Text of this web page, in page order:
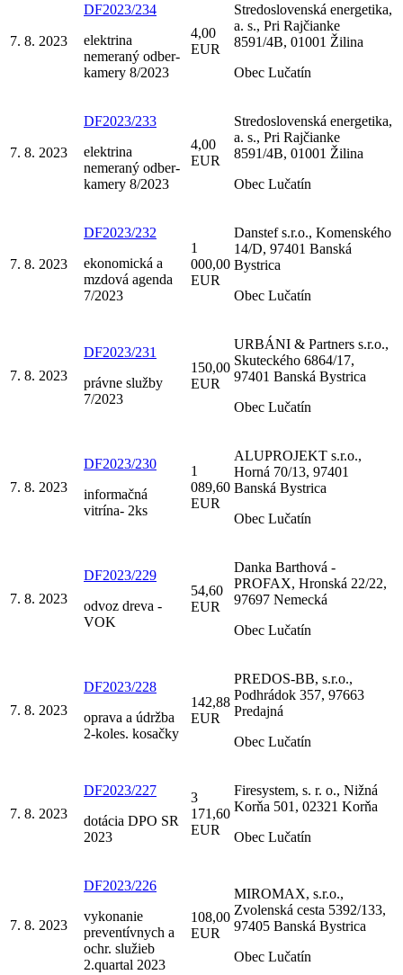
7. 8. 2023
DF2023/234
elektrina
nemeraný odber-
kamery 8/2023
4,00
EUR
Stredoslovenská energetika,
a. s., Pri Rajčianke
8591/4B, 01001 Žilina
Obec Lučatín
7. 8. 2023
DF2023/233
elektrina
nemeraný odber-
kamery 8/2023
4,00
EUR
Stredoslovenská energetika,
a. s., Pri Rajčianke
8591/4B, 01001 Žilina
Obec Lučatín
7. 8. 2023
DF2023/232
ekonomická a
mzdová agenda
7/2023
1
000,00
EUR
Danstef s.r.o., Komenského
14/D, 97401 Banská
Bystrica
Obec Lučatín
7. 8. 2023
DF2023/231
právne služby
7/2023
150,00
EUR
URBÁNI & Partners s.r.o.,
Skuteckého 6864/17,
97401 Banská Bystrica
Obec Lučatín
7. 8. 2023
DF2023/230
informačná
vitrína- 2ks
1
089,60
EUR
ALUPROJEKT s.r.o.,
Horná 70/13, 97401
Banská Bystrica
Obec Lučatín
7. 8. 2023
DF2023/229
odvoz dreva -
VOK
54,60
EUR
Danka Barthová -
PROFAX, Hronská 22/22,
97697 Nemecká
Obec Lučatín
7. 8. 2023
DF2023/228
oprava a údržba
2-koles. kosačky
142,88
EUR
PREDOS-BB, s.r.o.,
Podhrádok 357, 97663
Predajná
Obec Lučatín
7. 8. 2023
DF2023/227
dotácia DPO SR
2023
3
171,60
EUR
Firesystem, s. r. o., Nižná
Korňa 501, 02321 Korňa
Obec Lučatín
7. 8. 2023
DF2023/226
vykonanie
preventívnych a
ochr. služieb
2.quartal 2023
108,00
EUR
MIROMAX, s.r.o.,
Zvolenská cesta 5392/133,
97405 Banská Bystrica
Obec Lučatín